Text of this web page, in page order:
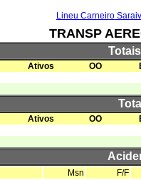
Lineu Carneiro
TRANSP
Ativos OO
Ativos OO
Msn
F/F